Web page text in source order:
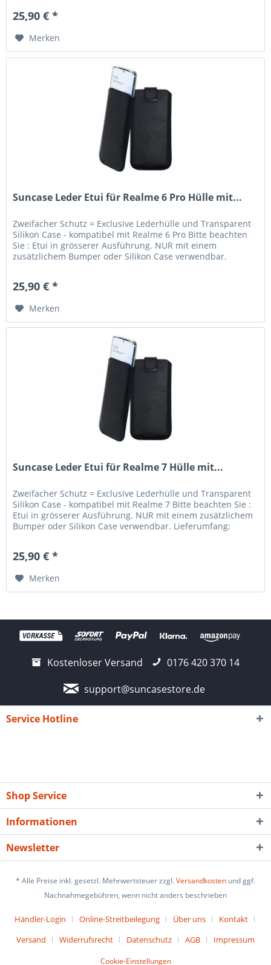
25,90 € *
Merken
Suncase Leder Etui für Realme 6 Pro Hülle mit...
Zweifacher Schutz = Exclusive Lederhülle und Transparent
Silikon Case - kompatibel mit Realme 6 Pro Bitte beachten
Sie : Etui in grösserer Ausführung. NUR mit einem
zusätzlichem Bumper oder Silikon Case verwendbar.
25,90 € *
Merken
Suncase Leder Etui für Realme 7 Hülle mit...
Zweifacher Schutz = Exclusive Lederhülle und Transparent
Silikon Case - kompatibel mit Realme 7 Bitte beachten Sie :
Etui in grösserer Ausführung. NUR mit einem zusätzlichem
Bumper oder Silikon Case verwendbar. Lieferumfang:
25,90 € *
Merken
Kostenloser Versand
0176 420 370 14
support@suncasestore.de
Service Hotline
Shop Service
Informationen
Newsletter
* Alle Preise inkl. gesetzl. Mehrwertsteuer zzgl.Versandkosten und ggf.
Nachnahmegebühren, wenn nicht anders beschrieben
Händler-Login Online-Streitbeilegung Über uns
Kontakt
Versand
Widerrufsrecht Datenschutz AGB Impressum
Cookie-Einstellungen